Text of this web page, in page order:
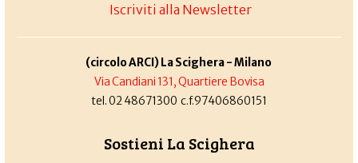
Iscriviti alla Newsletter
(circolo ARCI) La Scighera - Milano
Via Candiani 131, Quartiere Bovisa
tel. 02 48671300 c.f.97406860151
Sostieni La Scighera